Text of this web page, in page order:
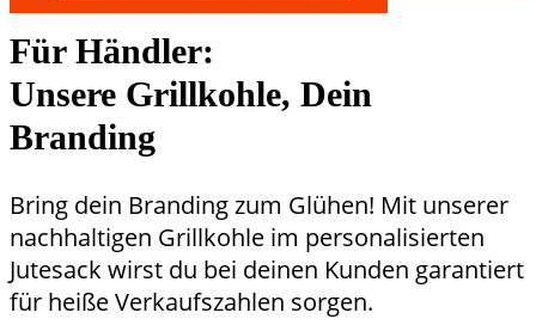
Für Händler:
Unsere Grillkohle, Dein
Branding
Bring dein Branding zum Glühen! Mit unserer
nachhaltigen Grillkohle im personalisierten
Jutesack wirst du bei deinen Kunden garantiert
für heiße Verkaufszahlen sorgen.